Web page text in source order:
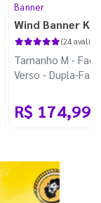
Banner
Wind Banner
(24
Tamanho M -
Verso - Dupla-
R$ 174,99